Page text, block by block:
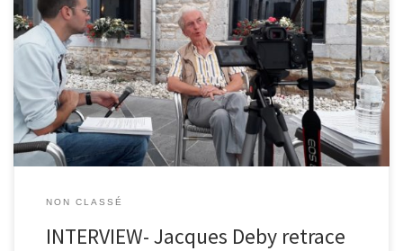
Cet été, nous avons interviewé Jacques Deby de passage en
Ardenne. Malmédien d’origine, il collectionne les timbres et cartes
postales sur sa ville natale. Ses recherches ont été compilées dans
un livre intitulé « Histoire postale de Malmedy » et publié en 2017
aux éditions du CRHEHA. L’ouvrage n’est pas destiné qu’aux […]
NON CLASSÉ
INTERVIEW- Jacques Deby retrace